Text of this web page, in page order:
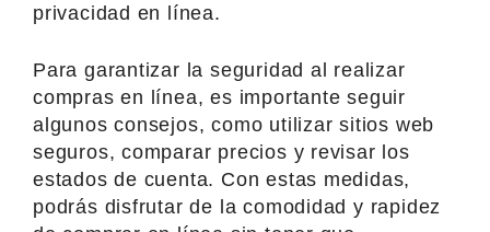
privacidad en línea.
Para garantizar la seguridad al realizar
compras en línea, es importante seguir
algunos consejos, como utilizar sitios web
seguros, comparar precios y revisar los
estados de cuenta. Con estas medidas,
podrás disfrutar de la comodidad y rapidez